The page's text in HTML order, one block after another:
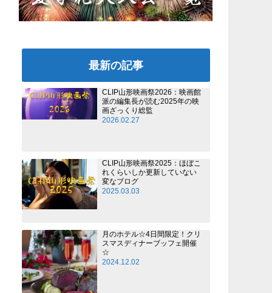
最新の記事
CLIP山形映画祭2026：映画館
派の編集長が読む2025年の映
画ざっくり総監
2026.02.27
CLIP山形映画祭2025：ほぼこ
れくらいしか更新していない
変なブログ
2025.03.03
月のホテル☆4日間限定！クリ
スマスディナーブッフェ開催
☆
2024.12.02